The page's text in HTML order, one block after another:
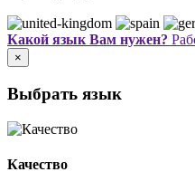
Какой язык Вам нужен?
×
Выбрать язык
Качество